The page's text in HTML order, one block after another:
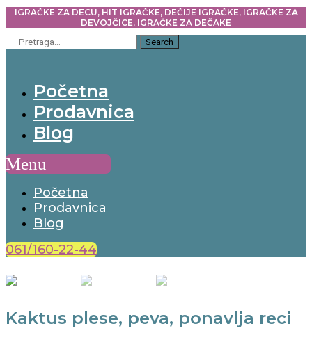
IGRAČKE ZA DECU, HIT IGRAČKE, DEČIJE IGRAČKE, IGRAČKE ZA
DEVOJČICE, IGRAČKE ZA DEČAKE
Search
Početna
Prodavnica
Blog
Menu
Početna
Prodavnica
Blog
061/160-22-44
Kaktus plese, peva, ponavlja reci